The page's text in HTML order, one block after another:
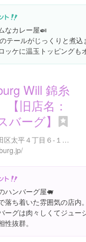
なカレー屋🍛
テールがじっくりと煮
ッケに温玉トッピングも
Will 錦糸
旧店名：
バーグ】
東京都墨田区太平４丁目６-１７ シェグランほり川
ハンバーグ屋🐖
落ち着いた雰囲気の店内
ーグは肉々しくてジュー
性抜群。